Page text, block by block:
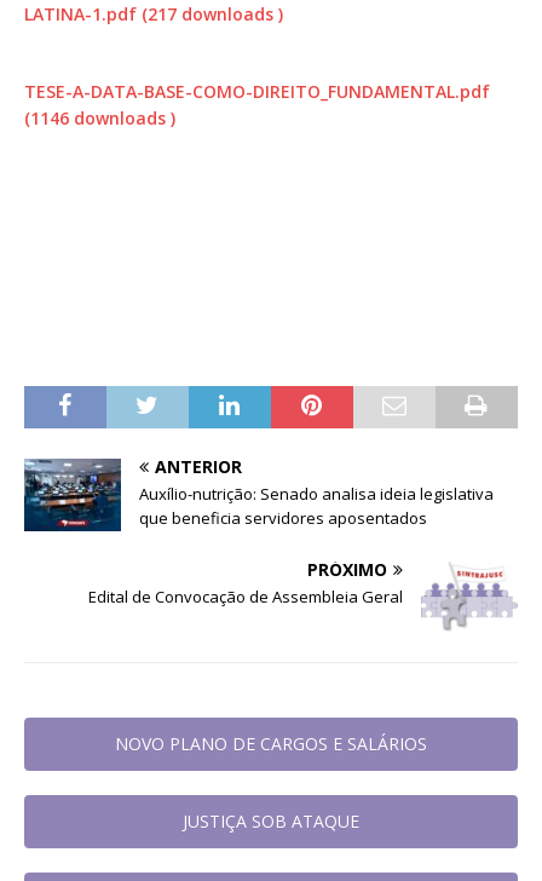
LATINA-1.pdf (217 downloads )
TESE-A-DATA-BASE-COMO-DIREITO_FUNDAMENTAL.pdf
(1146 downloads )
ANTERIOR
Auxílio-nutrição: Senado analisa ideia legislativa
que beneficia servidores aposentados
PRÓXIMO
Edital de Convocação de Assembleia Geral
NOVO PLANO DE CARGOS E SALÁRIOS
JUSTIÇA SOB ATAQUE